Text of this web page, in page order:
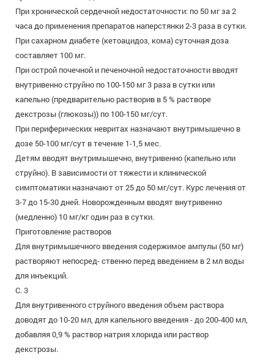
При хронической сердечной недостаточности: по 50 мг за 2
часа до применения препаратов наперстянки 2-3 раза в сутки.
При сахарном диабете (кетоацидоз, кома) суточная доза
составляет 100 мг.
При острой почечной и печеночной недостаточности вводят
внутривенно струйно по 100-150 мг 3 раза в сутки или
капельно (предварительно растворив в 5 % растворе
декстрозы (глюкозы)) по 100-150 мг/сут.
При периферических невритах назначают внутримышечно в
дозе 50-100 мг/сут в течение 1-1,5 мес.
Детям вводят внутримышечно, внутривенно (капельно или
струйно). В зависимости от тяжести и клинической
симптоматики назначают от 25 до 50 мг/сут. Курс лечения от
3-7 до 15-30 дней. Новорожденным вводят внутривенно
(медленно) 10 мг/кг один раз в сутки.
Приготовление растворов
Для внутримышечного введения содержимое ампулы (50 мг)
растворяют непосред- ственно перед введением в 2 мл воды
для инъекций.
С. 3
Для внутривенного струйного введения объем раствора
доводят до 10-20 мл, для капельного введения - до 200-400 мл,
добавляя 0,9 % раствор натрия хлорида или раствор
декстрозы.